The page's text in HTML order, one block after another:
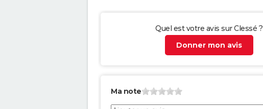
Quel est votre avis sur Clessé ?
Donner mon avis
Ma note